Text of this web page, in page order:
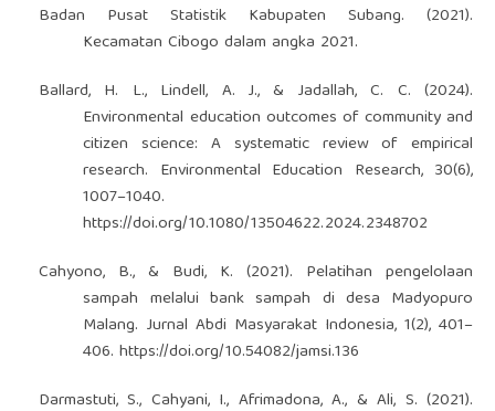
Badan Pusat Statistik Kabupaten Subang. (2021).
Kecamatan Cibogo dalam angka 2021.
Ballard, H. L., Lindell, A. J., & Jadallah, C. C. (2024).
Environmental education outcomes of community and
citizen science: A systematic review of empirical
research. Environmental Education Research, 30(6),
1007–1040.
https://doi.org/10.1080/13504622.2024.2348702
Cahyono, B., & Budi, K. (2021). Pelatihan pengelolaan
sampah melalui bank sampah di desa Madyopuro
Malang. Jurnal Abdi Masyarakat Indonesia, 1(2), 401–
406.https://doi.org/10.54082/jamsi.136
Darmastuti, S., Cahyani, I., Afrimadona, A., & Ali, S. (2021).